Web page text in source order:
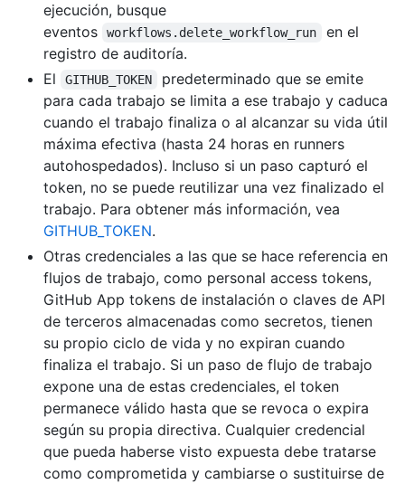
ejecución, busque
eventos
workflows.delete_workflow_run
en el
registro de auditoría.
El
GITHUB_TOKEN
predeterminado que se emite
para cada trabajo se limita a ese trabajo y caduca
cuando el trabajo finaliza o al alcanzar su vida útil
máxima efectiva (hasta 24 horas en runners
autohospedados). Incluso si un paso capturó el
token, no se puede reutilizar una vez finalizado el
trabajo. Para obtener más información, vea
GITHUB_TOKEN.
Otras credenciales a las que se hace referencia en
flujos de trabajo, como personal access tokens,
GitHub App tokens de instalación o claves de API
de terceros almacenadas como secretos, tienen
su propio ciclo de vida y no expiran cuando
finaliza el trabajo. Si un paso de flujo de trabajo
expone una de estas credenciales, el token
permanece válido hasta que se revoca o expira
según su propia directiva. Cualquier credencial
que pueda haberse visto expuesta debe tratarse
como comprometida y cambiarse o sustituirse de